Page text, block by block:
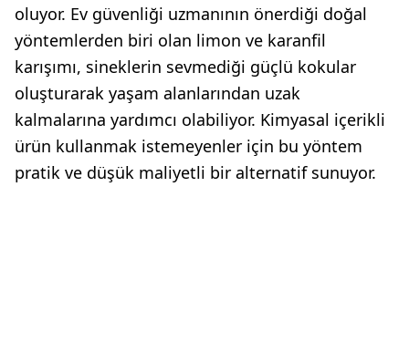
oluyor. Ev güvenliği uzmanının önerdiği doğal
yöntemlerden biri olan limon ve karanfil
karışımı, sineklerin sevmediği güçlü kokular
oluşturarak yaşam alanlarından uzak
kalmalarına yardımcı olabiliyor. Kimyasal içerikli
ürün kullanmak istemeyenler için bu yöntem
pratik ve düşük maliyetli bir alternatif sunuyor.